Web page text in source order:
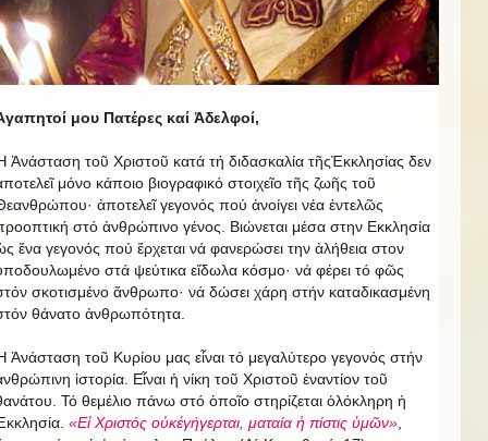
μου Πατέρες καί Ἀδελφοί,
Ἀνάσταση τοῦ Χριστοῦ κατά τή διδασκαλία τῆςἘκκλησίας δεν
μόνο κάποιο βιογραφικό στοιχεῖο τῆς ζωῆς τοῦ
ἀποτελεῖ γεγονός πού ἀνοίγει νέα ἐντελῶς
στό ἀνθρώπινο γένος. Βιώνεται μέσα στην Εκκλησία
ἕνα γεγονός πού ἔρχεται νά φανερώσει την ἀλήθεια στον
στά ψεύτικα εἴδωλα κόσμο· νά φέρει τό φῶς
σκοτισμένο ἄνθρωπο· νά δώσει χάρη στήν καταδικασμένη
θάνατο ἀνθρωπότητα.
Ἀνάσταση τοῦ Κυρίου μας εἶναι τό μεγαλύτερο γεγονός στήν
ἱστορία. Εἶναι ἡ νίκη τοῦ Χριστοῦ ἐναντίον τοῦ
Τό θεμέλιο πάνω στό ὁποῖο στηρίζεται ὁλόκληρη ἡ
«Εἰ Χριστός οὐκἐγήγερται, ματαία ἡ πίστις ὑμῶν»,